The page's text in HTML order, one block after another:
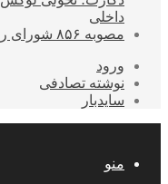
داخلی
مصوبه ۸۵۶ شورای رقابت؛ این جاده یک‌طرفه است
ورود
نوشته تصادفی
سایدبار
منو